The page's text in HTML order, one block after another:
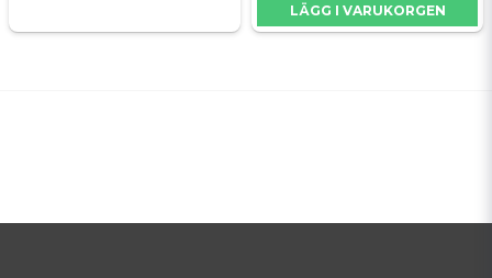
LÄGG I VARUKORGEN